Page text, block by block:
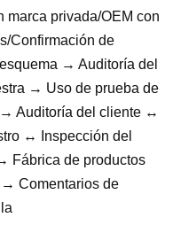
privada/OEM con
Confirmación de
→ Auditoría del
→ Uso de prueba de
Auditoría del cliente ↔
↔ Inspección del
Fábrica de productos
Comentarios de